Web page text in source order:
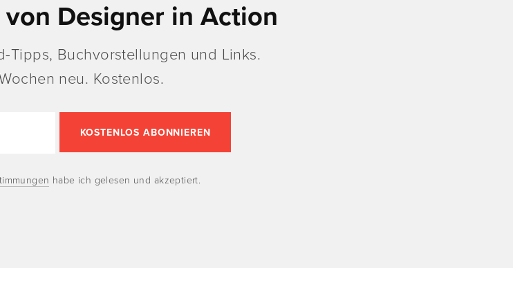
Designer in Action
Tipps, Buchvorstellungen und Links.
neu. Kostenlos.
habe ich gelesen und akzeptiert.